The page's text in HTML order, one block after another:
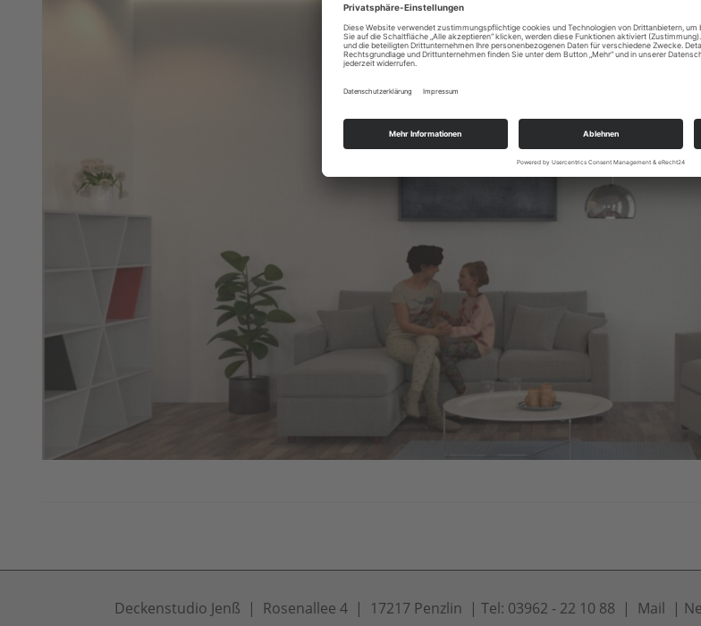
Deckenstudio Jenß | Rosenallee 4 | 17217 Penzlin | Tel: 03962 - 22 10 88 | Mail |